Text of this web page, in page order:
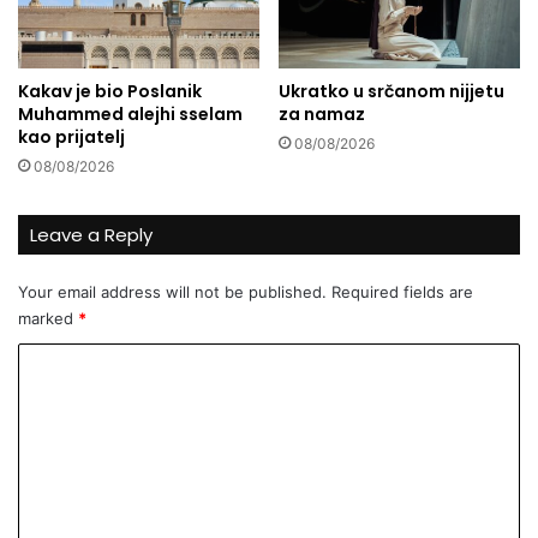
l
a
n
i
k
a
Kakav je bio Poslanik
Muhammed alejhi sselam
kao prijatelj
08/08/2026
Ukratko u srčanom nijjetu
za namaz
08/08/2026
Leave a Reply
Your email address will not be published. Required fields are
marked *